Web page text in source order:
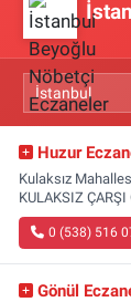
Huzur
Kulaksız
KULAKSIZ
0 (538) 516
Gönül